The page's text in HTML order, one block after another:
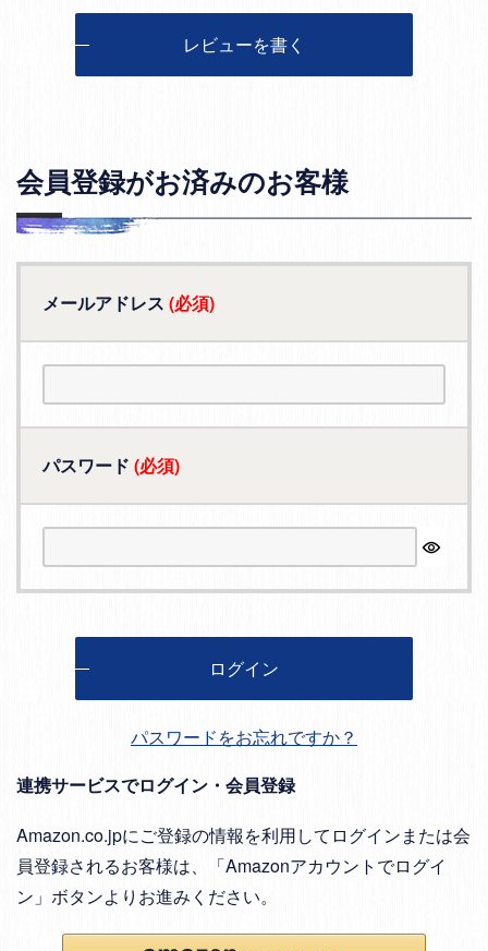
レビューを書く
会員登録がお済みのお客様
メールアドレス (必須)
パスワード (必須)
ログイン
パスワードをお忘れですか？
連携サービスでログイン・会員登録
Amazon.co.jpにご登録の情報を利用してログインまたは会
員登録されるお客様は、「Amazonアカウントでログイ
ン」ボタンよりお進みください。